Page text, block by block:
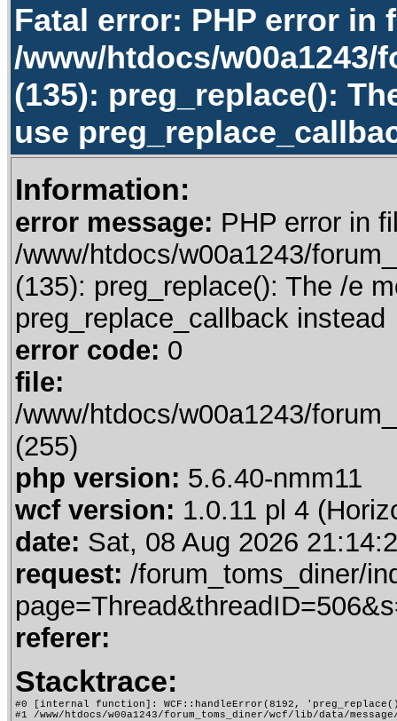
Fatal error: PHP error in
/www/htdocs/
(135): preg_replace():
use
Information:
error message: PHP error in
/www/htdocs/w00a1243/
(135): preg_replace(): The /e
preg_replace_callback instead
error code: 0
file:
/www/htdocs/w00a1243/
(255)
php version: 5.6.40-nmm11
wcf version: 1.0.11 pl 4
date: Sat, 08 Aug 2026
request: /forum_toms_diner/
referer:
Stacktrace:
#0 [internal function]: WCF::handleError(8192,
#1 /www/htdocs/w00a1243/forum_toms_diner/wcf/lib/data/